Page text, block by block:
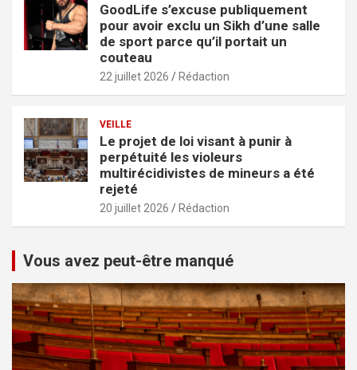
GoodLife s’excuse publiquement
pour avoir exclu un Sikh d’une salle
de sport parce qu’il portait un
couteau
22 juillet 2026 Rédaction
VEILLE
Le projet de loi visant à punir à
perpétuité les violeurs
multirécidivistes de mineurs a été
rejeté
20 juillet 2026 Rédaction
Vous avez peut-être manqué